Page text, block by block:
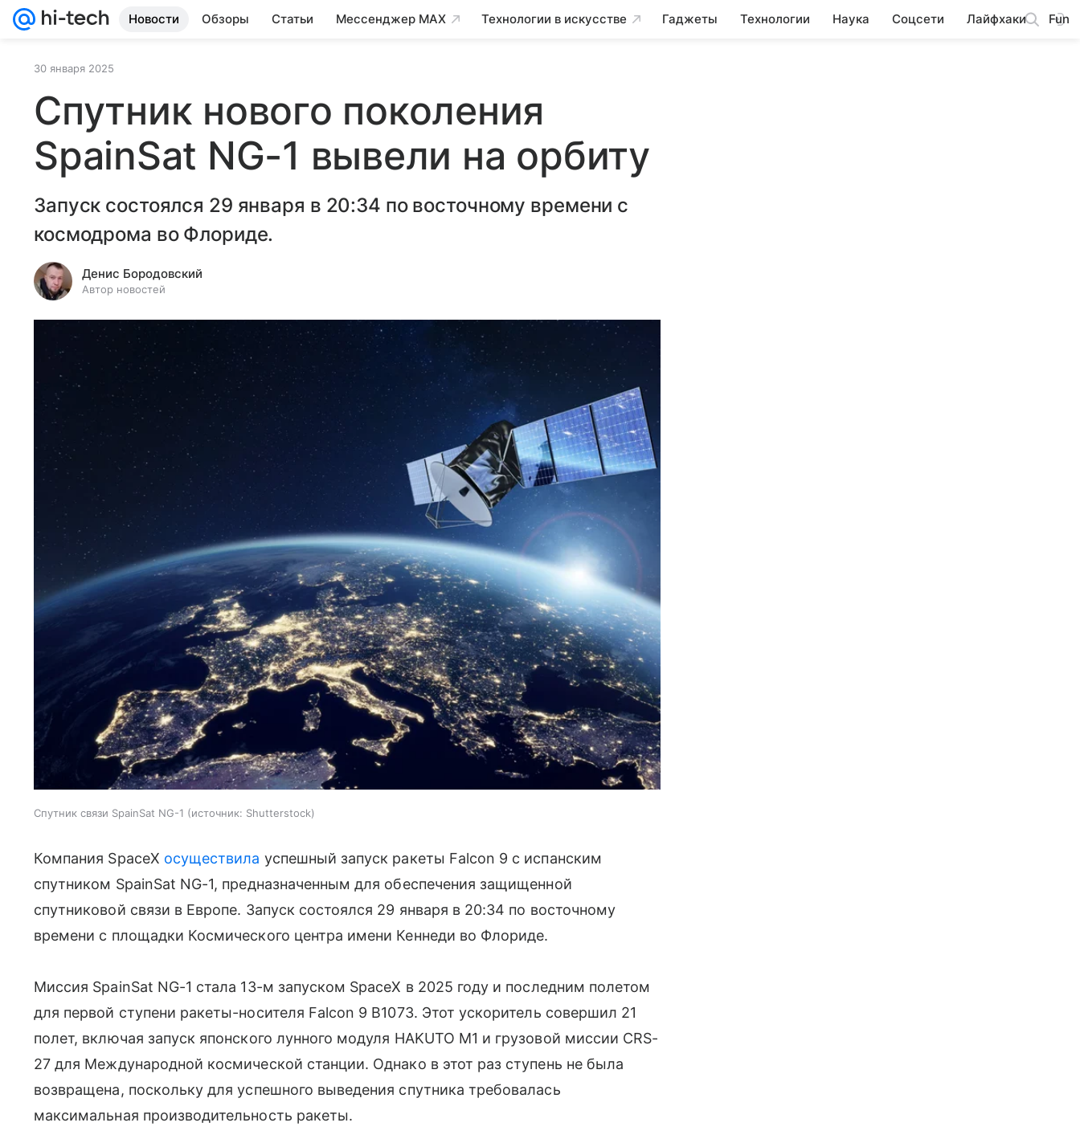
Новости Обзоры Статьи Мессенджер MAX Технологии в искусстве Гаджеты Технологии Наука Соцсети Лайфхаки Fun
30 января 2025
Cпутник нового поколения
SpainSat NG-1 вывели на орбиту
Запуск состоялся 29 января в 20:34 по восточному времени с
космодрома во Флориде.
Денис Бородовский
Автор новостей
Спутник связи SpainSat NG-1 источник: Shutterstock
Компания SpaceX осуществила успешный запуск ракеты Falcon 9 с испанским
спутником SpainSat NG-1, предназначенным для обеспечения защищенной
спутниковой связи в Европе. Запуск состоялся 29 января в 20:34 по восточному
времени с площадки Космического центра имени Кеннеди во Флориде.
Миссия SpainSat NG-1 стала 13-м запуском SpaceX в 2025 году и последним полетом
для первой ступени ракеты-носителя Falcon 9 B1073. Этот ускоритель совершил 21
полет, включая запуск японского лунного модуля HAKUTO M1 и грузовой миссии CRS-
27 для Международной космической станции. Однако в этот раз ступень не была
возвращена, поскольку для успешного выведения спутника требовалась
максимальная производительность ракеты.